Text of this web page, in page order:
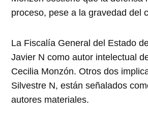
proceso, pese a la gravedad del
La Fiscalía General del Estado
Javier N como autor intelectual
Cecilia Monzón. Otros dos
Silvestre N, están señalados
autores materiales.